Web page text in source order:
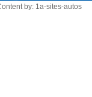
by: 1a-sites-autos